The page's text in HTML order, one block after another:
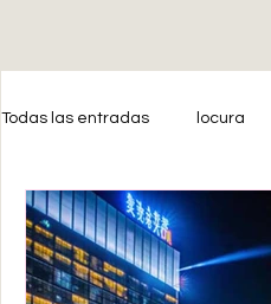
Todas las entradas locura
Miedo Estrés